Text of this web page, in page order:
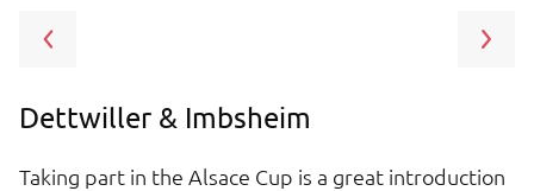
Dettwiller & Imbsheim
Taking part in the Alsace Cup is a great introduction